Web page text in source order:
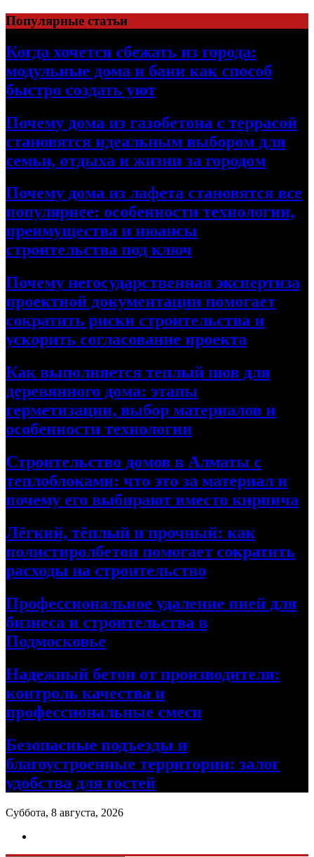
Перейти
к
содержимому
Популярные статьи
Когда хочется сбежать из города:
модульные дома и бани как способ
быстро создать уют
Почему дома из газобетона с террасой
становятся идеальным выбором для
семьи, отдыха и жизни за городом
Почему дома из лафета становятся все
популярнее: особенности технологии,
преимущества и нюансы
строительства под ключ
Почему негосударственная экспертиза
проектной документации помогает
сократить риски строительства и
ускорить согласование проекта
Как выполняется теплый шов для
деревянного дома: этапы
герметизации, выбор материалов и
особенности технологии
Строительство домов в Алматы с
теплоблоками: что это за материал и
почему его выбирают вместо кирпича
Лёгкий, тёплый и прочный: как
полистиролбетон помогает сократить
расходы на строительство
Профессиональное удаление пней для
бизнеса и строительства в
Подмосковье
Надежный бетон от производителя:
контроль качества и
профессиональные смеси
Безопасные подъезды и
благоустроенные территории: залог
удобства для гостей
Суббота, 8 августа, 2026